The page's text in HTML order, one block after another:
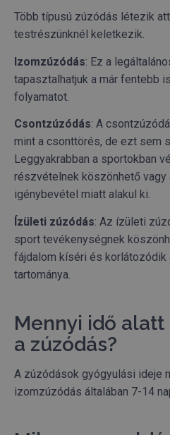
Több típusú zúzódás létezik
testrészünknél keletkezik.
Izomzúzódás: Ez a
tapasztalhatjuk a már fentebb
folyamatot.
Csontzúzódás: A
mint a csonttörés, de ezt sem
Leggyakrabban a sportokban
részvételnek köszönhető
igénybevétel miatt alakul ki.
Ízületi zúzódás: Az ízületi
sport tevékenységnek
fájdalom kíséri és
tartománya.
Mennyi idő
a zúzódás?
A zúzódások gyógyulási ideje
izomzúzódás általában 7-14